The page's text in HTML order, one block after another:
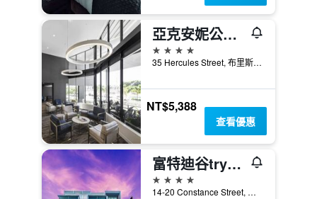
亞克安妮公寓式酒店
4星級
35 Hercules Street, 布里斯本, QLD, 澳洲
NT$5,388
查看優惠
富特迪谷tryp飯店
4星級
14-20 Constance Street, 布里斯本, QLD, 澳洲